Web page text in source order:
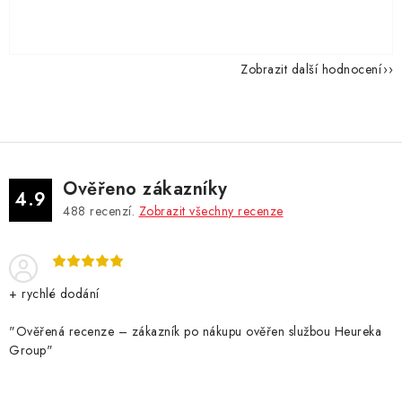
Zobrazit další hodnocení
4.9 Ověřeno zákazníky
488 recenzí. Zobrazit všechny recenze
+ rychlé dodání
"Ověřená recenze – zákazník po nákupu ověřen službou Heureka
Group"